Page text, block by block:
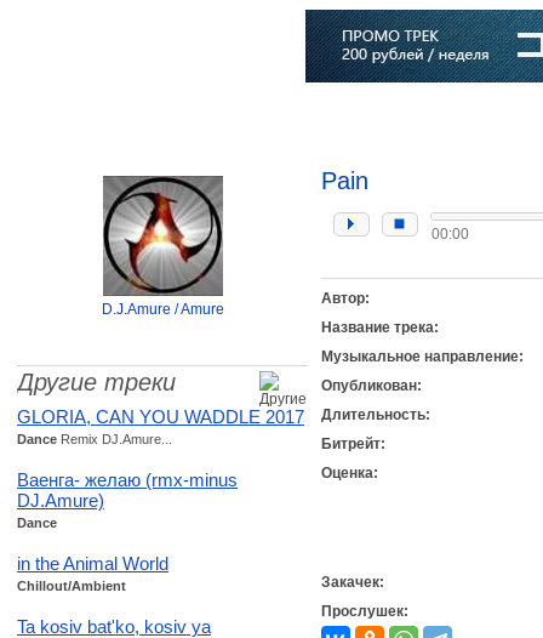
D.J.Amure / Amure
Другие треки
GLORIA, CAN YOU WADDLE 2017
Dance Remix DJ.Amure...
Ваенга- желаю (rmx-minus
DJ.Amure)
Dance
in the Animal World
Chillout/Ambient
Ta kosiv bat'ko, kosiv ya
Pain
00:00
Автор:
Название трека:
Музыкальное направление:
Опубликован:
Длительность:
Битрейт:
Оценка:
Закачек:
Прослушек: